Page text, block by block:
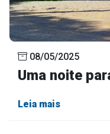
08/05/2025
Uma noite
Leia mais